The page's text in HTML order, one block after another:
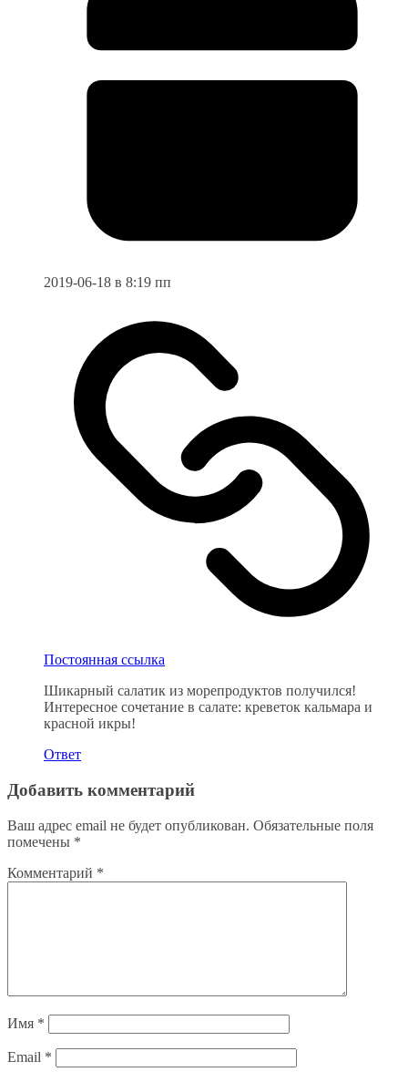
2019-06-18 в 8:19 пп
Постоянная ссылка
Шикарный салатик из морепродуктов получился!
Интересное сочетание в салате: креветок кальмара и
красной икры!
Ответ
Добавить комментарий
Ваш адрес email не будет опубликован. Обязательные поля
помечены *
Комментарий *
Имя *
Email *